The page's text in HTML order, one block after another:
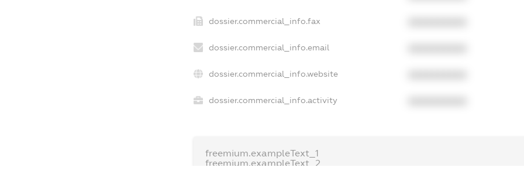
dossier.commercial_info.fax
dossier.commercial_info.email
dossier.commercial_info.website
dossier.commercial_info.activity
freemium.exampleText_1
freemium.exampleText_2